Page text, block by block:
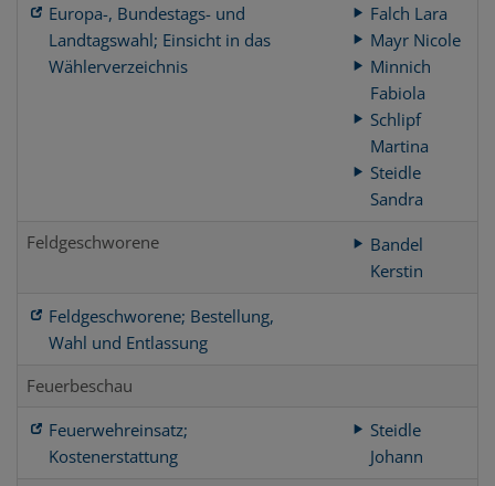
Europa-, Bundestags- und
Landtagswahl; Einsicht in das
Wählerverzeichnis
Falch Lara
Mayr Nicole
Minnich
Fabiola
Schlipf
Martina
Steidle
Sandra
Feldgeschworene
Bandel
Kerstin
Feldgeschworene; Bestellung,
Wahl und Entlassung
Feuerbeschau
Feuerwehreinsatz;
Kostenerstattung
Steidle
Johann